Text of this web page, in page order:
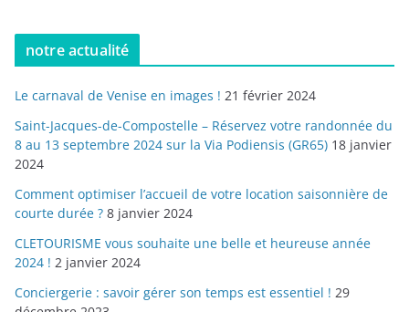
notre actualité
Le carnaval de Venise en images ! 21 février 2024
Saint-Jacques-de-Compostelle – Réservez votre randonnée du
8 au 13 septembre 2024 sur la Via Podiensis (GR65) 18 janvier
2024
Comment optimiser l’accueil de votre location saisonnière de
courte durée ? 8 janvier 2024
CLETOURISME vous souhaite une belle et heureuse année
2024 ! 2 janvier 2024
Conciergerie : savoir gérer son temps est essentiel ! 29